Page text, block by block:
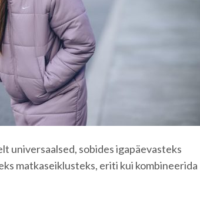
universaalsed, sobides igapäevasteks
matkaseiklusteks, eriti kui kombineerida